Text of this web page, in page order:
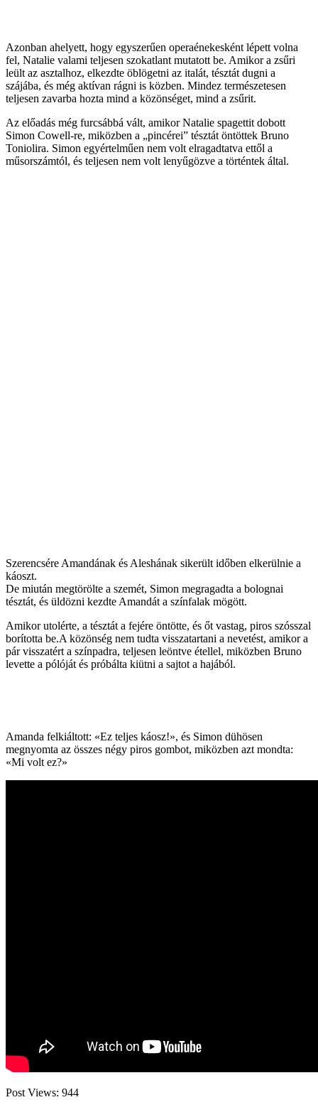
Azonban ahelyett, hogy egyszerűen operaénekesként lépett volna
fel, Natalie valami teljesen szokatlant mutatott be. Amikor a zsűri
leült az asztalhoz, elkezdte öblögetni az italát, tésztát dugni a
szájába, és még aktívan rágni is közben. Mindez természetesen
teljesen zavarba hozta mind a közönséget, mind a zsűrit.
Az előadás még furcsábbá vált, amikor Natalie spagettit dobott
Simon Cowell-re, miközben a „pincérei” tésztát öntöttek Bruno
Toniolira. Simon egyértelműen nem volt elragadtatva ettől a
műsorszámtól, és teljesen nem volt lenyűgözve a történtek által.
Szerencsére Amandának és Aleshának sikerült időben elkerülnie a
káoszt.
De miután megtörölte a szemét, Simon megragadta a bolognai
tésztát, és üldözni kezdte Amandát a színfalak mögött.
Amikor utolérte, a tésztát a fejére öntötte, és őt vastag, piros szósszal
borította be.A közönség nem tudta visszatartani a nevetést, amikor a
pár visszatért a színpadra, teljesen leöntve étellel, miközben Bruno
levette a pólóját és próbálta kiütni a sajtot a hajából.
Amanda felkiáltott: «Ez teljes káosz!», és Simon dühösen
megnyomta az összes négy piros gombot, miközben azt mondta:
«Mi volt ez?»
Post Views: 944